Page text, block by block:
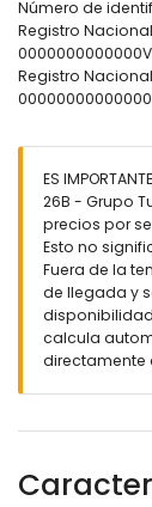
· No está
· Ropa de
· Asistencia
Número de
Registro
Registro
ES
26B - Grupo
precios por
Esto no
Fuera de la
de llegada y
calcula
directamente